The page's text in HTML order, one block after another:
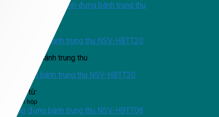
Hộp cứng carton lạnh đựng bánh trung thu
Hộp đựng bánh trung thu
Hộp đựng bánh trung thu NSV-HBTT20
Giá chỉ từ:
/1 hộp